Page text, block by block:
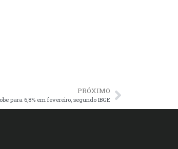
PRÓXIMO
para 6,8% em fevereiro, segundo IBGE